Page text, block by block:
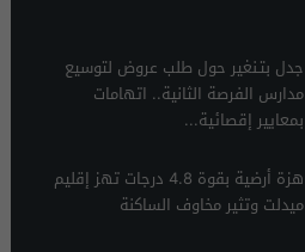
جدل بتـنغير حول طلب عروض لتوسيع
مدارس الفرصة الثانية.. اتهامات
بمعايير إقصائية...
هزة أرضية بقوة 4.8 درجات تهز إقليم
ميدلت وتثير مخاوف الساكنة